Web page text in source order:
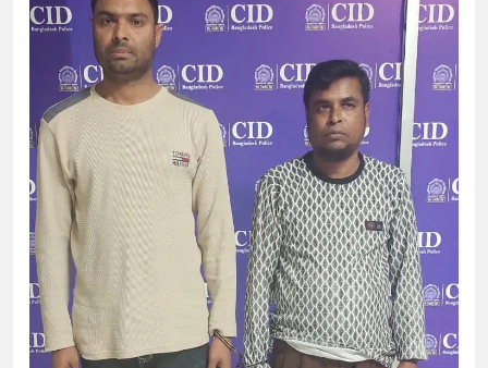
২৮ লাখ টাকার জাল নোটসহ
থানা পুলিশ
যেকোনো সময় বেনজীরের
নেতৃত্ব ও গণতন্ত্রের মূর্তমান
যে ভাবে ডেভিড ইমনের কাছে
‘আজহার খান’
অবৈধ বিদেশি পিস্তল,
জড়িত কিশোর গ্যাংয়ের চার শিশু আটক